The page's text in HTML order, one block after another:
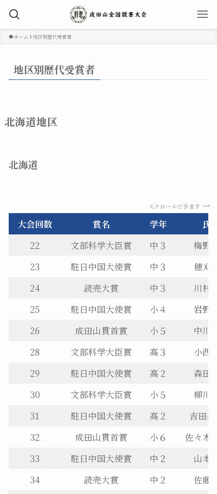
ホーム 地区別歴代受賞者
地区別歴代受賞者
北海道地区
北海道
スクロールできます
大会回数 賞名 学年
氏
22
文部科学大臣賞 中３
梅野
23
駐日中国大使賞 中３
穂刈
24
読売大賞 中３
川村
25
駐日中国大使賞 小４
岩野
26
成田山貫首賞 小５
中川
28
文部科学大臣賞 高３
小西
29
駐日中国大使賞 高２
森田
30
文部科学大臣賞 小５
柳川
31
駐日中国大使賞 高２
吉田
32
成田山貫首賞 小６
佐々木
33
駐日中国大使賞 中２
山本
34
読売大賞 中２
佐藤